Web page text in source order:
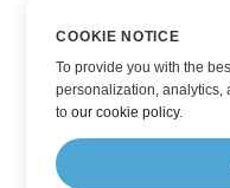
COOKIE NOTICE
To provide you with the
personalization, analytics,
toour cookie policy.